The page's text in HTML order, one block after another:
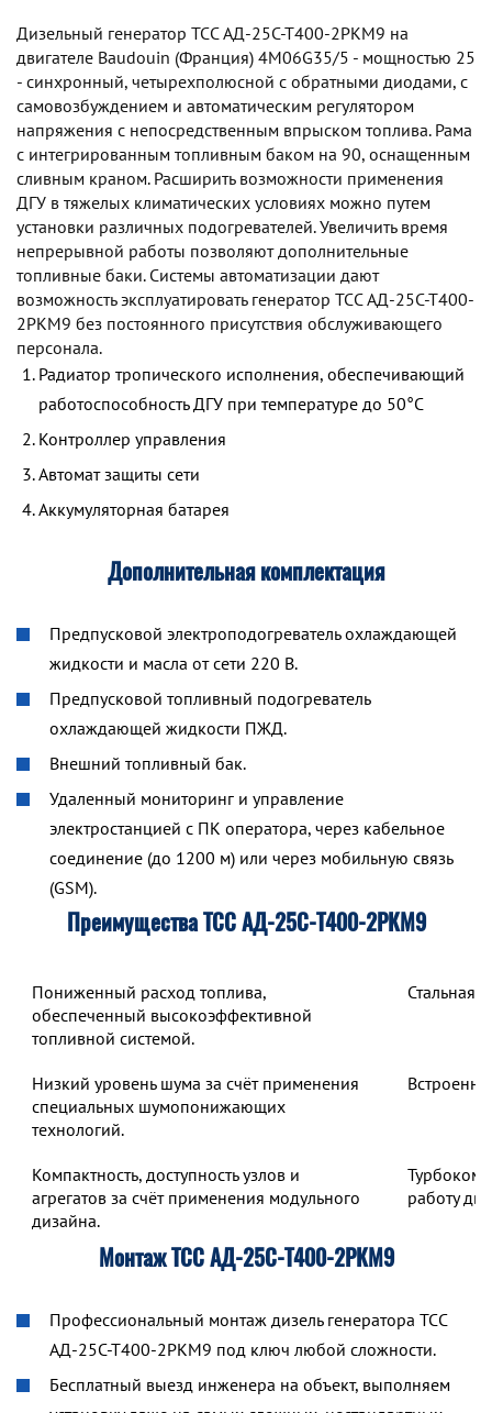
Дизельный генератор TCC АД-25С-Т400-2РКМ9 на
двигателе Baudouin (Франция) 4M06G35/5 - мощностью 25
- синхронный, четырехполюсной с обратными диодами, с
самовозбуждением и автоматическим регулятором
напряжения с непосредственным впрыском топлива. Рама
с интегрированным топливным баком на 90, оснащенным
сливным краном. Расширить возможности применения
ДГУ в тяжелых климатических условиях можно путем
установки различных подогревателей. Увеличить время
непрерывной работы позволяют дополнительные
топливные баки. Системы автоматизации дают
возможность эксплуатировать генератор TCC АД-25С-Т400-
2РКМ9 без постоянного присутствия обслуживающего
персонала.
Радиатор тропического исполнения, обеспечивающий
работоспособность ДГУ при температуре до 50°С
Контроллер управления
Автомат защиты сети
Аккумуляторная батарея
Дополнительная комплектация
Предпусковой электроподогреватель охлаждающей
жидкости и масла от сети 220 В.
Предпусковой топливный подогреватель
охлаждающей жидкости ПЖД.
Внешний топливный бак.
Удаленный мониторинг и управление
электростанцией с ПК оператора, через кабельное
соединение (до 1200 м) или через мобильную связь
(GSM).
Преимущества ТСС АД-25С-Т400-2РКМ9
Пониженный расход топлива,
обеспеченный высокоэффективной
топливной системой.
Стальная
Низкий уровень шума за счёт применения
специальных шумопонижающих
технологий.
Компактность, доступность узлов и
агрегатов за счёт применения модульного
дизайна.
работу
Монтаж ТСС АД-25С-Т400-2РКМ9
Профессиональный монтаж дизель генератора ТСС
АД-25С-Т400-2РКМ9 под ключ любой сложности.
Бесплатный выезд инженера на объект, выполняем